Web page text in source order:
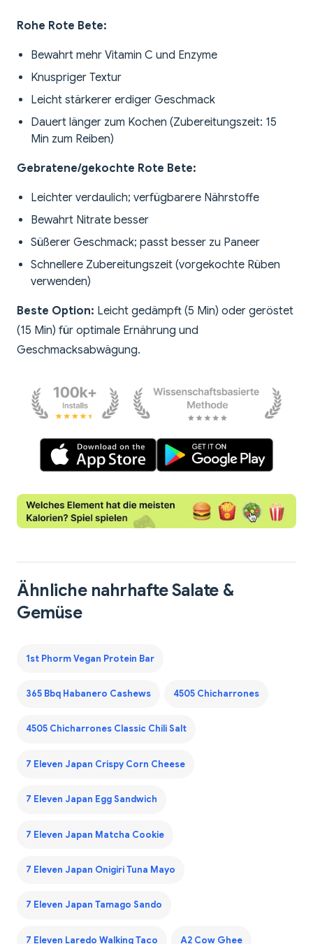
Rohe Rote Bete:
Bewahrt mehr Vitamin C und Enzyme
Knuspriger Textur
Leicht stärkerer erdiger Geschmack
Dauert länger zum Kochen (Zubereitungszeit: 15
Min zum Reiben)
Gebratene/gekochte Rote Bete:
Leichter verdaulich; verfügbarere Nährstoffe
Bewahrt Nitrate besser
Süßerer Geschmack; passt besser zu Paneer
Schnellere Zubereitungszeit (vorgekochte Rüben
verwenden)
Beste Option: Leicht gedämpft (5 Min) oder geröstet
(15 Min) für optimale Ernährung und
Geschmacksabwägung.
Ähnliche nahrhafte Salate &
Gemüse
1st Phorm Vegan Protein Bar
365 Bbq Habanero Cashews 4505 Chicharrones
4505 Chicharrones Classic Chili Salt
7 Eleven Japan Crispy Corn Cheese
7 Eleven Japan Egg Sandwich
7 Eleven Japan Matcha Cookie
7 Eleven Japan Onigiri Tuna Mayo
7 Eleven Japan Tamago Sando
7 Eleven Laredo Walking Taco A2 Cow Ghee